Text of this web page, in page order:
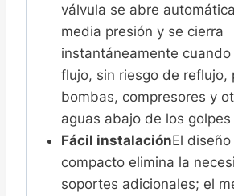
válvula se abre
media presión y se cierra
instantáneamente
flujo, sin riesgo de reflujo,
bombas, compresores y
aguas abajo de los
Fácil instalaciónEl
compacto elimina la
soportes adicionales; el